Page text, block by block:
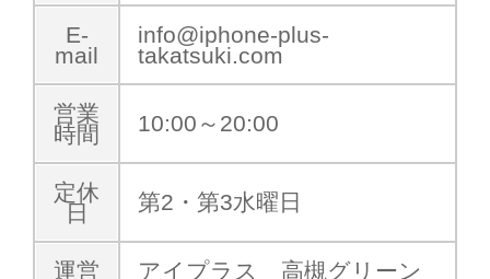
E-
mail
info@iphone-plus-
takatsuki.com
営業
時間
10:00～20:00
定休
日
第2・第3水曜日
運営
アイプラス 高槻グリーン